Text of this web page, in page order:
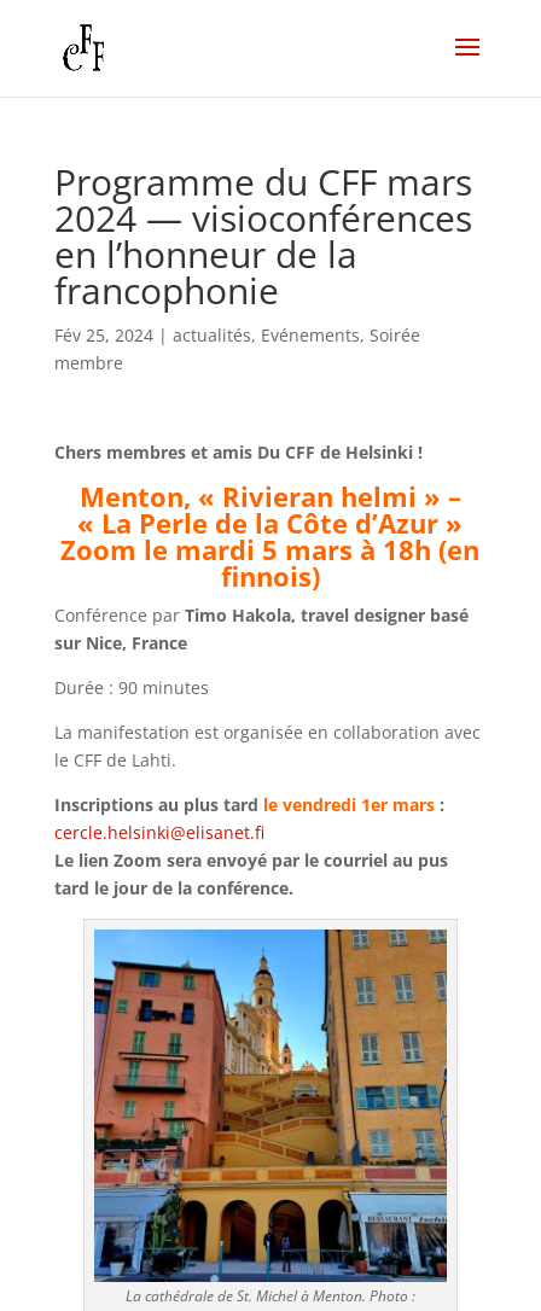
Programme du CFF mars
2024 — visioconférences
en l’honneur de la
francophonie
Fév 25, 2024| actualités, Evénements, Soirée
membre
Chers membres et amis Du CFF de Helsinki !
Menton, « Rivieran helmi » –
« La Perle de la Côte d’Azur »
Zoom le mardi 5 mars à 18h (en
finnois)
Conférence par Timo Hakola, travel designer basé
sur Nice, France
Durée : 90 minutes
La manifestation est organisée en collaboration avec
le CFF de Lahti.
Inscriptions au plus tard le vendredi 1er mars:
cercle.helsinki@elisanet.fi
Le lien Zoom sera envoyé par le courriel au pus
tard le jour de la conférence.
La cathédrale de St. Michel à Menton. Photo :